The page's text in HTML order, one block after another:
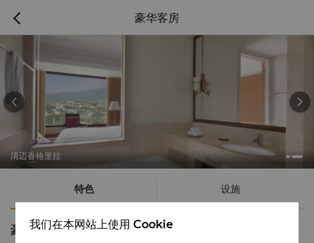
 豪华客房
清迈香格里拉
 
特色 设施
豪华客房
我们在本网站上使用 Cookie